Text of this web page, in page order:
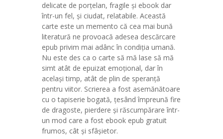
delicate de porțelan, fragile și ebook dar
într-un fel, și ciudat, relatabile. Această
carte este un memento că cea mai bună
literatură ne provoacă adesea descărcare
epub privim mai adânc în condiția umană.
Nu este des ca o carte să mă lase să mă
simt atât de epuizat emoțional, dar în
același timp, atât de plin de speranță
pentru viitor. Scrierea a fost asemănătoare
cu o tapiserie bogată, țesând împreună fire
de dragoste, pierdere și răscumpărare într-
un mod care a fost ebook epub gratuit
frumos, cât și sfâșietor.